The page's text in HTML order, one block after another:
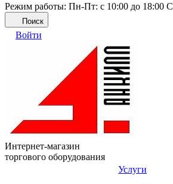
Режим работы: Пн-Пт: с 10:00 до 18:00
Поиск
Войти
Интернет-магазин
торгового оборудования
Услуги